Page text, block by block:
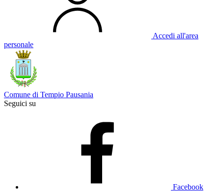
Accedi all'area
personale
Comune di Tempio Pausania
Seguici su
Facebook